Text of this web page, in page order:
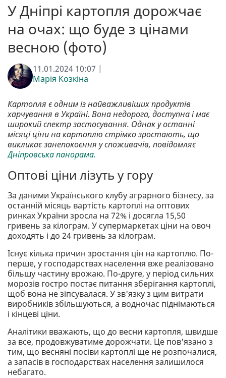
У Дніпрі картопля дорожчає
на очах: що буде з цінами
весною (фото)
11.01.2024 10:07 |
Марія Козкіна
Картопля є одним із найважливіших продуктів
харчування в Україні. Вона недорога, доступна і має
широкий спектр застосування. Однак у останні
місяці ціни на картоплю стрімко зростають, що
викликає занепокоєння у споживачів, повідомляє
Дніпровська панорама.
Оптові ціни лізуть у гору
За даними Українського клубу аграрного бізнесу, за
останній місяць вартість картоплі на оптових
ринках України зросла на 72% і досягла 15,50
гривень за кілограм. У супермаркетах ціни на овоч
доходять і до 24 гривень за кілограм.
Існує кілька причин зростання цін на картоплю. По-
перше, у господарствах населення вже реалізовано
більшу частину врожаю. По-друге, у період сильних
морозів гостро постає питання зберігання картоплі,
щоб вона не зіпсувалася. У зв'язку з цим витрати
виробників збільшуються, а водночас піднімаються
і кінцеві ціни.
Аналітики вважають, що до весни картопля, швидше
за все, продовжуватиме дорожчати. Це пов'язано з
тим, що весняні посіви картоплі ще не розпочалися,
а запасів в господарствах населення залишилося
небагато.